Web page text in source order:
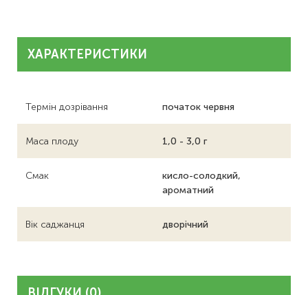
ХАРАКТЕРИСТИКИ
Термін дозрівання початок червня
Маса плоду 1,0 - 3,0 г
Смак
кисло-солодкий,
ароматний
Вік саджанця дворічний